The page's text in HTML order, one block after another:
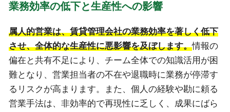
業務効率の低下と生産性への影響
属人的営業は、賃貸管理会社の業務効率を著しく低下
させ、全体的な生産性に悪影響を及ぼします。情報の
偏在と共有不足により、チーム全体での知識活用が困
難となり、営業担当者の不在や退職時に業務が停滞す
るリスクが高まります。また、個人の経験や勘に頼る
営業手法は、非効率的で再現性に乏しく、成果にばら